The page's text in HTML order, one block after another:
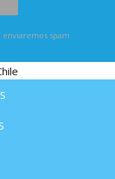
spam